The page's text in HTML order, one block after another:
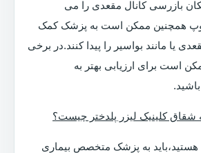
بازرسی کانال مقعدی را می
همچنین ممکن است به پزشک کمک
یا مانند بواسیر را پیدا کنند.در برخی
است برای ارزیابی بهتر به
شقاق کلینیک لیزر پلدختر چیست؟
هستید،باید به پزشک متخصص بیماری